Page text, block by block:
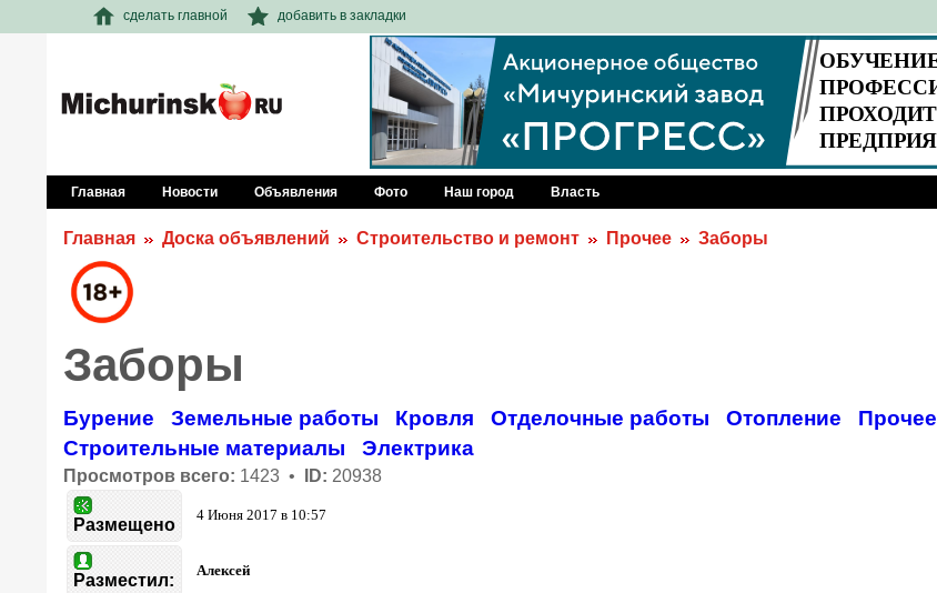
сделать главной добавить в закладки
Главная Новости Объявления Фото Наш город Власть
Главная Доска объявлений Строительство и ремонт Прочее Заборы
Заборы
Бурение Земельные работы Кровля Отделочные работы Отопление Прочее
Строительные материалы
Электрика
Просмотров всего: 1423 • ID: 20938
Размещено
4 Июня 2017 в 10:57
Разместил:
Алексей